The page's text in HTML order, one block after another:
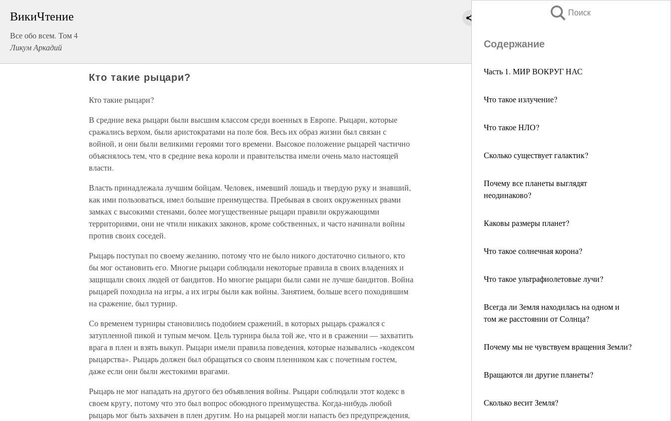
ВикиЧтение
Все обо всем. Том 4
Ликум Аркадий
Поиск
Содержание
Часть 1. МИР ВОКРУГ НАС
Что такое излучение?
Что такое НЛО?
Сколько существует галактик?
Почему все планеты выглядят
неодинаково?
Каковы размеры планет?
Что такое солнечная корона?
Что такое ультрафиолетовые лучи?
Всегда ли Земля находилась на одном и
том же расстоянии от Солнца?
Почему мы не чувствуем вращения Земли?
Вращаются ли другие планеты?
Сколько весит Земля?
Кто такие рыцари?
Кто такие рыцари?
В средние века рыцари были высшим классом среди военных в Европе. Рыцари, которые
сражались верхом, были аристократами на поле боя. Весь их образ жизни был связан с
войной, и они были великими героями того времени. Высокое положение рыцарей частично
объяснялось тем, что в средние века короли и правительства имели очень мало настоящей
власти.
Власть принадлежала лучшим бойцам. Человек, имевший лошадь и твердую руку и знавший,
как ими пользоваться, имел большие преимущества. Пребывая в своих окруженных рвами
замках с высокими стенами, более могущественные рыцари правили окружающими
территориями, они не чтили никаких законов, кроме собственных, и часто начинали войны
против своих соседей.
Рыцарь поступал по своему желанию, потому что не было никого достаточно сильного, кто
бы мог остановить его. Многие рыцари соблюдали некоторые правила в своих владениях и
защищали своих людей от бандитов. Но многие рыцари были сами не лучше бандитов. Война
рыцарей походила на игры, а их игры были как войны. Занятием, больше всего походившим
на сражение, был турнир.
Со временем турниры становились подобием сражений, в которых рыцарь сражался с
затупленной пикой и тупым мечом. Цель турнира была той же, что и в сражении — захватить
врага в плен и взять выкуп. Рыцари имели правила поведения, которые назывались «кодексом
рыцарства». Рыцарь должен был обращаться со своим пленником как с почетным гостем,
даже если они были жестокими врагами.
Рыцарь не мог нападать на другого без объявления войны. Рыцари соблюдали этот кодекс в
своем кругу, потому что это был вопрос обоюдного преимущества. Когда-нибудь любой
рыцарь мог быть захвачен в плен другим. Но на рыцарей могли напасть без предупреждения,